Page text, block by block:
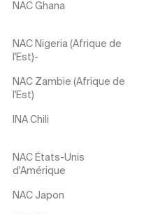
NAC Ghana
NAC Nigeria (Afrique de
l'Est)-
NAC Zambie (Afrique de
l'Est)
INA Chili
NAC États-Unis
d'Amérique
NAC Japon